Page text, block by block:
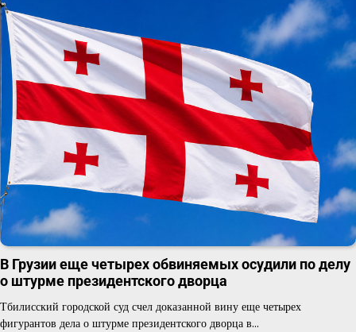
В Грузии еще четырех обвиняемых осудили по делу
о штурме президентского дворца
Тбилисский городской суд счел доказанной вину еще четырех
фигурантов дела о штурме президентского дворца в…